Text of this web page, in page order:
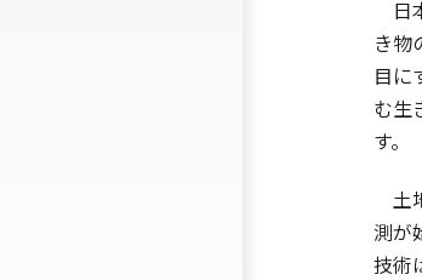
日
き物
目に
む生
す。
土
測が
技術